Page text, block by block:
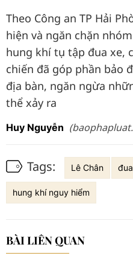
Theo Công an TP Hải
hiện và ngăn chặn
hung khí tụ tập đua xe,
chiến đã góp phần bảo
địa bàn, ngăn ngừa
thể xảy ra
Huy Nguyễn
Tags: Lê Chân
hung khí nguy hiểm
BÀI LIÊN QUAN